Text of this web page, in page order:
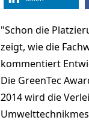
"Schon die
zeigt, wie die
kommentiert
Die GreenTec
2014 wird die